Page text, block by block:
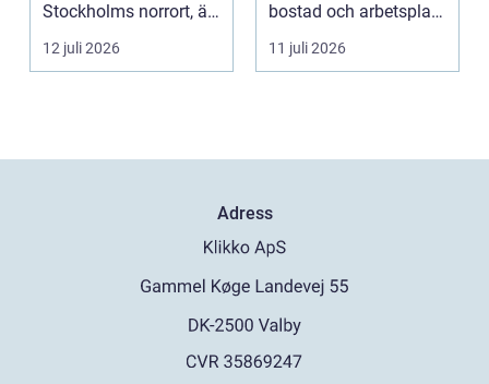
Stockholms norrort, är
b...
12 juli 2026
bostad och arbetsplats
på kort tid. Färger, yt...
11 juli 2026
Adress